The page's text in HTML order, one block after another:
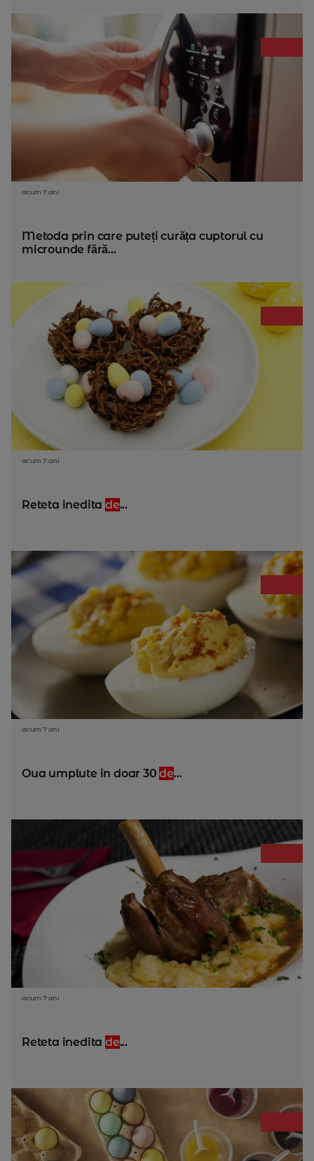
acum 7 ani
Metoda prin care puteți curăța cuptorul cu
microunde fără...
acum 7 ani
Reteta ineditade...
acum 7 ani
Oua umplute in doar 30de...
acum 7 ani
Reteta ineditade...